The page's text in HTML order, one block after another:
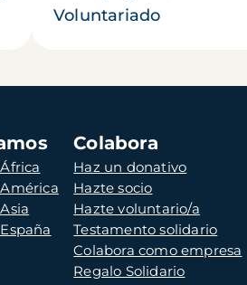
Voluntariado
Colabora
Haz un donativo
Hazte socio
Hazte voluntario/a
Testamento solidario
Colabora como empresa
Regalo Solidario